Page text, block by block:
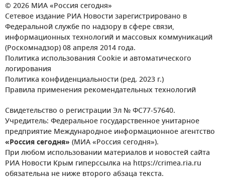
© 2026 МИА «Россия сегодня»
Сетевое издание РИА Новости зарегистрировано в
Федеральной службе по надзору в сфере связи,
информационных технологий и массовых коммуникаций
(Роскомнадзор) 08 апреля 2014 года.
Политика использования Cookie и автоматического
логирования
Политика конфиденциальности (ред. 2023 г.)
Правила применения рекомендательных технологий
Свидетельство о регистрации Эл № ФС77-57640.
Учредитель: Федеральное государственное унитарное
предприятие Международное информационное агентство
«Россия сегодня» (МИА «Россия сегодня»).
При любом использовании материалов и новостей сайта
РИА Новости Крым гиперссылка на https://crimea.ria.ru
обязательна не ниже второго абзаца текста.